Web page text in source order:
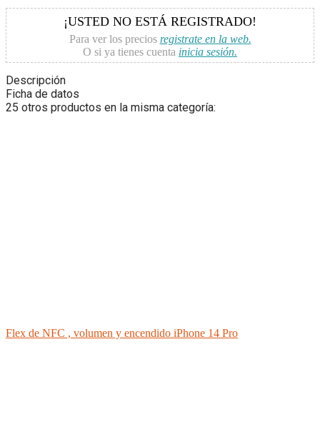
¡USTED NO ESTÁ REGISTRADO!
Para ver los precios registrate en la web.
O si ya tienes cuenta inicia sesión.
Descripción
Ficha de datos
25 otros productos en la misma categoría:
Flex de NFC , volumen y encendido iPhone 14 Pro